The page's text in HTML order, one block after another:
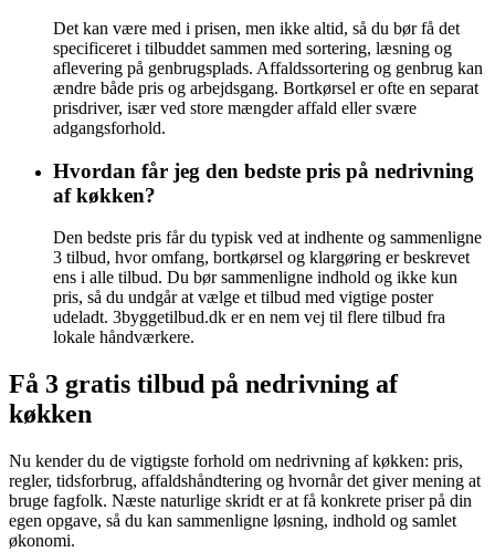
Det kan være med i prisen, men ikke altid, så du bør få det
specificeret i tilbuddet sammen med sortering, læsning og
aflevering på genbrugsplads. Affaldssortering og genbrug kan
ændre både pris og arbejdsgang. Bortkørsel er ofte en separat
prisdriver, især ved store mængder affald eller svære
adgangsforhold.
Hvordan får jeg den bedste pris på nedrivning
af køkken?
Den bedste pris får du typisk ved at indhente og sammenligne
3 tilbud, hvor omfang, bortkørsel og klargøring er beskrevet
ens i alle tilbud. Du bør sammenligne indhold og ikke kun
pris, så du undgår at vælge et tilbud med vigtige poster
udeladt. 3byggetilbud.dk er en nem vej til flere tilbud fra
lokale håndværkere.
Få 3 gratis tilbud på nedrivning af
køkken
Nu kender du de vigtigste forhold om nedrivning af køkken: pris,
regler, tidsforbrug, affaldshåndtering og hvornår det giver mening at
bruge fagfolk. Næste naturlige skridt er at få konkrete priser på din
egen opgave, så du kan sammenligne løsning, indhold og samlet
økonomi.